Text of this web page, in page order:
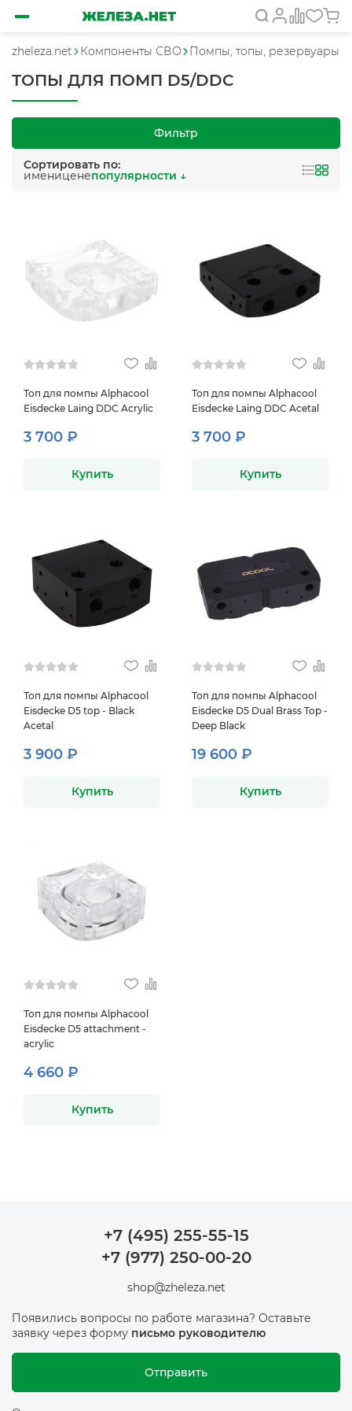
zheleza.net Компоненты СВО Помпы, топы, резервуары
ТОПЫ ДЛЯ ПОМП D5/DDC
Фильтр
Сортировать по:
имениценепопулярности ↓
Топ для помпы Alphacool
Eisdecke Laing DDC Acrylic
3 700 ₽
Купить
Топ для помпы Alphacool
Eisdecke Laing DDC Acetal
3 700 ₽
Купить
Топ для помпы Alphacool
Eisdecke D5 top - Black
Acetal
3 900 ₽
Купить
Топ для помпы Alphacool
Eisdecke D5 Dual Brass Top -
Deep Black
19 600 ₽
Купить
Топ для помпы Alphacool
Eisdecke D5 attachment -
acrylic
4 660 ₽
Купить
+7 (495) 255-55-15
+7 (977) 250-00-20
shop@zheleza.net
Появились вопросы по работе магазина? Оставьте
заявку через форму письмо руководителю
Отправить